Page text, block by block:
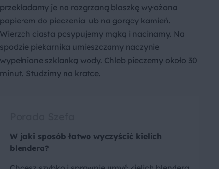
przekładamy je na rozgrzaną blaszkę wyłożona
papierem do pieczenia lub na gorący kamień.
Wierzch ciasta posypujemy mąką i nacinamy. Na
spodzie piekarnika umieszczamy naczynie
wypełnione szklanką wody. Chleb pieczemy około 30
minut. Studzimy na kratce.
W jaki sposób łatwo wyczyścić kielich
blendera?